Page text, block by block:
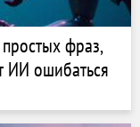
фраз,
ИИ ошибаться